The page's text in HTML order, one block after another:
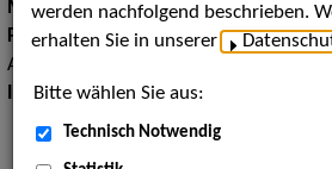
Musik:Pop, Rock & Tanzmusik,
Pop Rock Tanzmusik:Rock, Big Bands
Alleinunterhalter
Instrument:Akkordeon, Klavier
werden nachfolgend beschrieben.
erhalten Sie in unserer
Bitte wählen Sie aus:
Technisch Notwendig